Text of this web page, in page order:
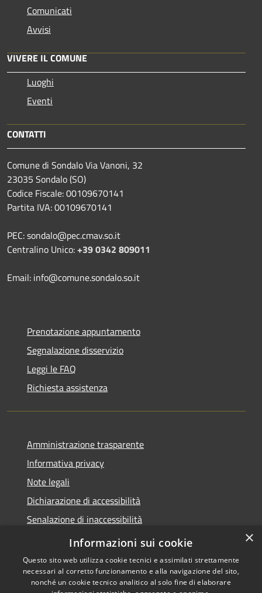
Comunicati
Avvisi
VIVERE IL COMUNE
Luoghi
Eventi
CONTATTI
Comune di Sondalo Via Vanoni, 32
23035 Sondalo (SO)
Codice Fiscale: 00109670141
Partita IVA: 00109670141
PEC: sondalo@pec.cmav.so.it
Centralino Unico:+39 0342 809011
Email: info@comune.sondalo.so.it
Prenotazione appuntamento
Segnalazione disservizio
Leggi le FAQ
Richiesta assistenza
Amministrazione trasparente
Informativa privacy
Note legali
Dichiarazione di accessibilità
Senalazione di inaccessibilità
Whistleblowing segnalazione illeciti
×
Informazioni sui cookie
Questo sito web utilizza cookie tecnici e assimilati strettamente
necessari al corretto funzionamento e alla navigazione del sito,
nonché un cookie tecnico analitico al solo fine di elaborare